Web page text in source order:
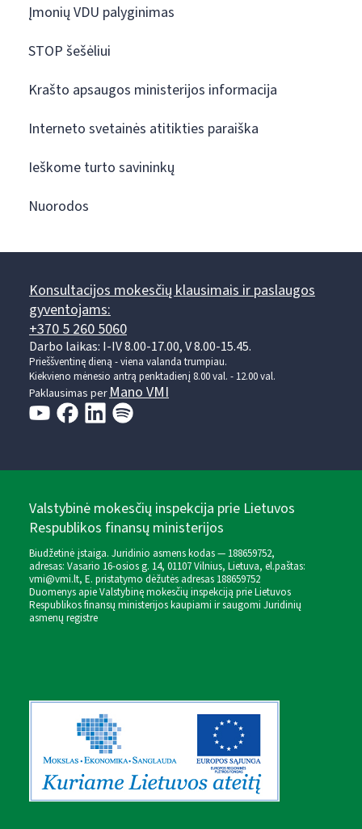
Įmonių VDU palyginimas
STOP šešėliui
Krašto apsaugos ministerijos informacija
Interneto svetainės atitikties paraiška
Ieškome turto savininkų
Nuorodos
Konsultacijos mokesčių klausimais ir paslaugos
gyventojams:
+370 5 260 5060
Darbo laikas: I-IV 8.00-17.00, V 8.00-15.45.
Prieššventinę dieną - viena valanda trumpiau.
Kiekvieno mėnesio antrą penktadienį 8.00 val. - 12.00 val.
Paklausimas perMano VMI
Valstybinė mokesčių inspekcija prie Lietuvos
Respublikos finansų ministerijos
Biudžetinė įstaiga. Juridinio asmens kodas — 188659752,
adresas: Vasario 16-osios g. 14, 01107 Vilnius, Lietuva, el.paštas:
vmi@vmi.lt, E. pristatymo dėžutės adresas 188659752
Duomenys apie Valstybinę mokesčių inspekciją prie Lietuvos
Respublikos finansų ministerijos kaupiami ir saugomi Juridinių
asmenų registre